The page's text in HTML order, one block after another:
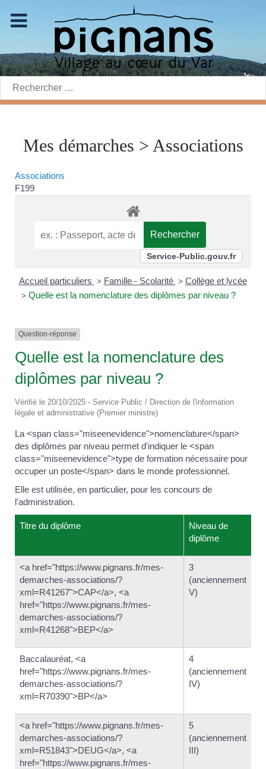
Rechercher:
Mes démarches > Associations
Associations
F199
Service-Public.gouv.fr
Accueil particuliers > Famille - Scolarité > Collège et lycée
> Quelle est la nomenclature des diplômes par niveau ?
Question-réponse
Quelle est la nomenclature des
diplômes par niveau ?
Vérifié le 20/10/2025 - Service Public / Direction de l'information
légale et administrative (Premier ministre)
La <span class="miseenevidence">nomenclature</span>
des diplômes par niveau permet d'indiquer le <span
class="miseenevidence">type de formation nécessaire pour
occuper un poste</span> dans le monde professionnel.
Elle est utilisée, en particulier, pour les concours de
l'administration.
Titre du diplôme
Niveau de
diplôme
<a href="https://www.pignans.fr/mes-
demarches-associations/?
xml=R41267">CAP</a>, <a
href="https://www.pignans.fr/mes-
demarches-associations/?
xml=R41268">BEP</a>
3
(anciennement
V)
Baccalauréat, <a
href="https://www.pignans.fr/mes-
demarches-associations/?
xml=R70390">BP</a>
4
(anciennement
IV)
<a href="https://www.pignans.fr/mes-
demarches-associations/?
xml=R51843">DEUG</a>, <a
href="https://www.pignans.fr/mes-
5
(anciennement
III)